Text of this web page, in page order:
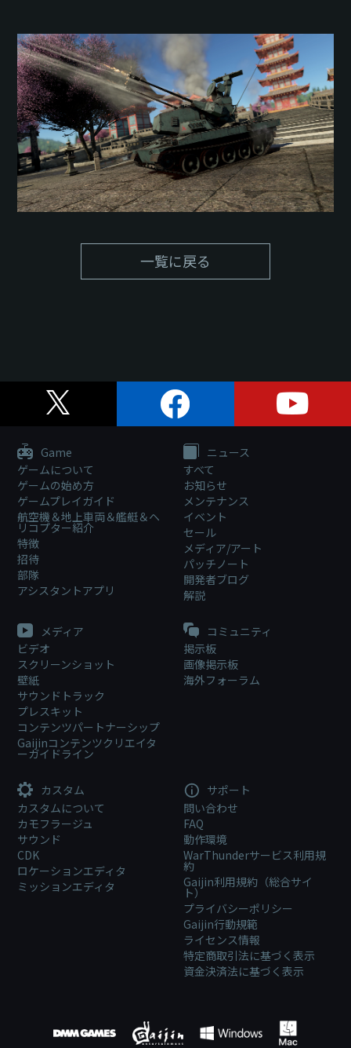
一覧に戻る
Game
ゲームについて
ゲームの始め方
ゲームプレイガイド
航空機＆地上車両＆艦艇＆ヘ
リコプター紹介
特徴
招待
部隊
アシスタントアプリ
ニュース
すべて
お知らせ
メンテナンス
イベント
セール
メディア/アート
パッチノート
開発者ブログ
解説
メディア
ビデオ
スクリーンショット
壁紙
サウンドトラック
プレスキット
コンテンツパートナーシップ
Gaijinコンテンツクリエイタ
ーガイドライン
コミュニティ
掲示板
画像掲示板
海外フォーラム
カスタム
カスタムについて
カモフラージュ
サウンド
CDK
ロケーションエディタ
ミッションエディタ
サポート
問い合わせ
FAQ
動作環境
WarThunderサービス利用規
約
Gaijin利用規約（総合サイ
ト）
プライバシーポリシー
Gaijin行動規範
ライセンス情報
特定商取引法に基づく表示
資金決済法に基づく表示